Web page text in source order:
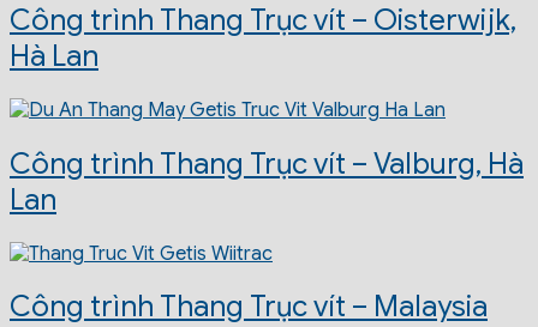
Công trình Thang Trục vít – Oisterwijk,
Hà Lan
Công trình Thang Trục vít – Valburg, Hà
Lan
Công trình Thang Trục vít – Malaysia